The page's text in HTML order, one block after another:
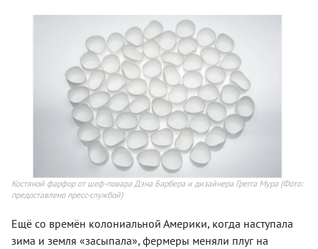
Костяной фарфор от шеф-повара Дэна Барбера и дизайнера Грегга Мура (Фото:
предоставлено пресс-службой)
Ещё со времён колониальной Америки, когда наступала
зима и земля «засыпала», фермеры меняли плуг на